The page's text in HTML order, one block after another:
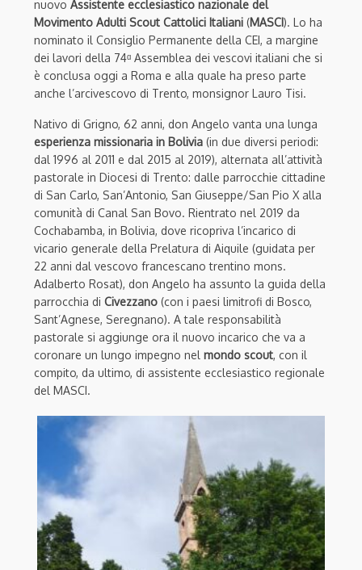
nuovo Assistente ecclesiastico nazionale del
Movimento Adulti Scout Cattolici Italiani (MASCI). Lo ha
nominato il Consiglio Permanente della CEI, a margine
dei lavori della 74ᵅ Assemblea dei vescovi italiani che si
è conclusa oggi a Roma e alla quale ha preso parte
anche l’arcivescovo di Trento, monsignor Lauro Tisi.
Nativo di Grigno, 62 anni, don Angelo vanta una lunga
esperienza missionaria in Bolivia (in due diversi periodi:
dal 1996 al 2011 e dal 2015 al 2019), alternata all’attività
pastorale in Diocesi di Trento: dalle parrocchie cittadine
di San Carlo, San’Antonio, San Giuseppe/San Pio X alla
comunità di Canal San Bovo. Rientrato nel 2019 da
Cochabamba, in Bolivia, dove ricopriva l’incarico di
vicario generale della Prelatura di Aiquile (guidata per
22 anni dal vescovo francescano trentino mons.
Adalberto Rosat), don Angelo ha assunto la guida della
parrocchia di Civezzano (con i paesi limitrofi di Bosco,
Sant’Agnese, Seregnano). A tale responsabilità
pastorale si aggiunge ora il nuovo incarico che va a
coronare un lungo impegno nel mondo scout, con il
compito, da ultimo, di assistente ecclesiastico regionale
del MASCI.